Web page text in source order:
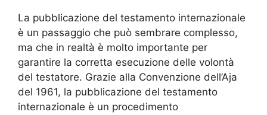
La pubblicazione del testamento internazionale
è un passaggio che può sembrare complesso,
ma che in realtà è molto importante per
garantire la corretta esecuzione delle volontà
del testatore. Grazie alla Convenzione dell’Aja
del 1961, la pubblicazione del testamento
internazionale è un procedimento